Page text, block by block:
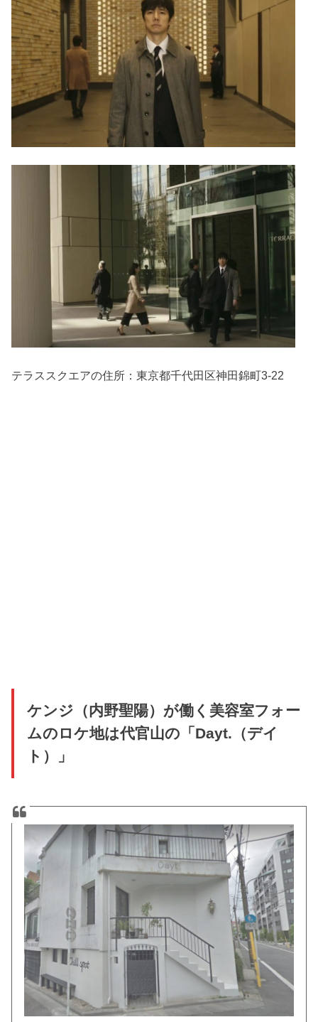
テラススクエアの住所：東京都千代田区神田錦町3-22
ケンジ（内野聖陽）が働く美容室フォー
ムのロケ地は代官山の「Dayt.（デイ
ト）」